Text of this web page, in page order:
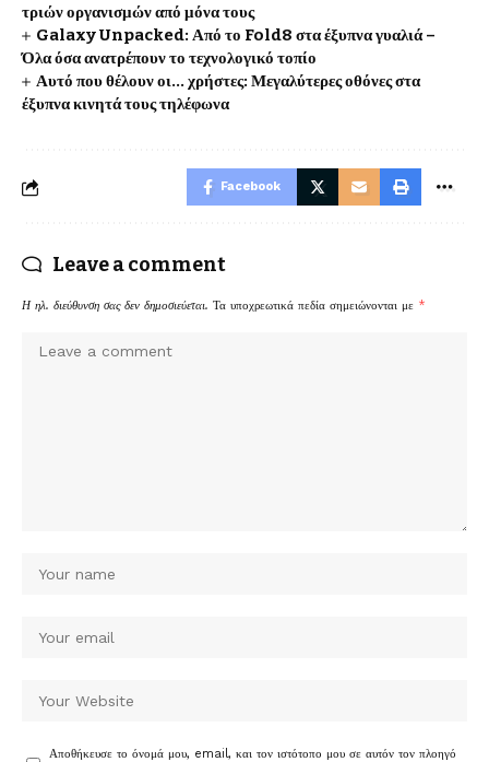
τριών οργανισμών από μόνα τους
Galaxy Unpacked: Από το Fold8 στα έξυπνα γυαλιά –
Όλα όσα ανατρέπουν το τεχνολογικό τοπίο
Αυτό που θέλουν οι… χρήστες: Μεγαλύτερες οθόνες στα
έξυπνα κινητά τους τηλέφωνα
Facebook
Leave a comment
Η ηλ. διεύθυνση σας δεν δημοσιεύεται. Τα υποχρεωτικά πεδία σημειώνονται με *
Αποθήκευσε το όνομά μου, email, και τον ιστότοπο μου σε αυτόν τον πλοηγό